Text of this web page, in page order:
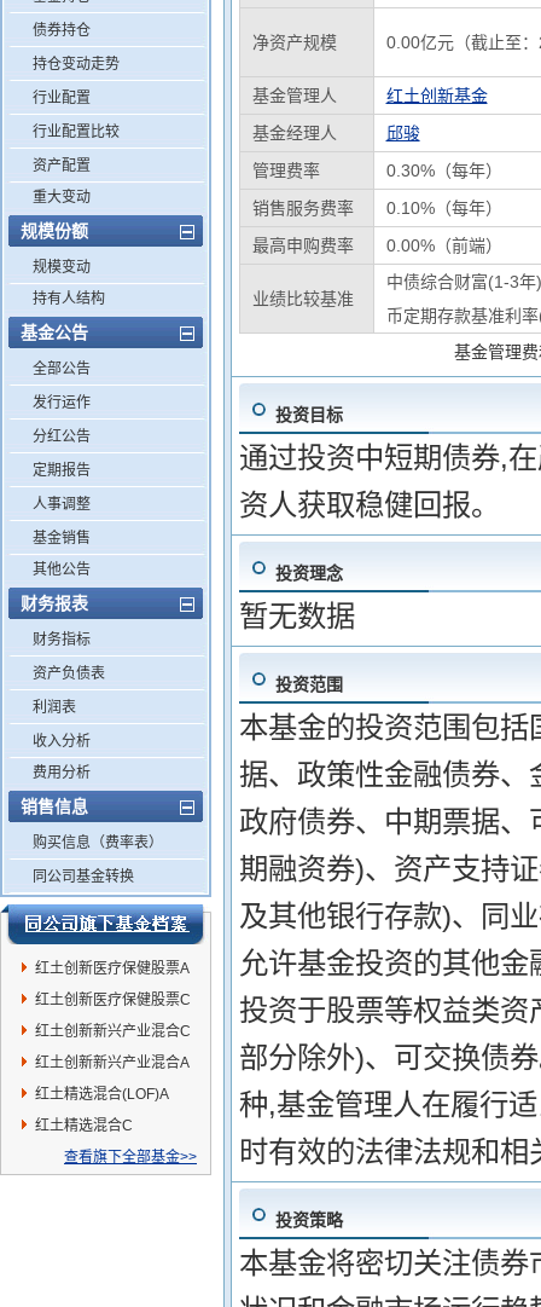
债券持仓
持仓变动走势
行业配置
行业配置比较
资产配置
重大变动
规模份额
规模变动
持有人结构
基金公告
全部公告
发行运作
分红公告
定期报告
人事调整
基金销售
其他公告
财务报表
财务指标
资产负债表
利润表
收入分析
费用分析
销售信息
购买信息（费率表）
同公司基金转换
红土创新医疗保健股票A
红土创新医疗保健股票C
红土创新新兴产业混合C
红土创新新兴产业混合A
红土精选混合(LOF)A
红土精选混合C
查看旗下全部基金>>
净资产规模 0.00亿元（截止至
基金管理人
红土创新基金
基金经理人
邱骏
管理费率
0.30%（每年）
销售服务费率
0.10%（每年）
最高申购费率
0.00%（前端）
业绩比较基准
中债综合财富(1-3
币定期存款基准利
基金管理
投资目标
通过投资中短期债券,
资人获取稳健回报。
投资理念
暂无数据
投资范围
本基金的投资范围包
据、政策性金融债券
政府债券、中期票据
期融资券)、资产支持
及其他银行存款)、同
允许基金投资的其他
投资于股票等权益类
部分除外)、可交换债
种,基金管理人在履行
时有效的法律法规和相
投资策略
本基金将密切关注债